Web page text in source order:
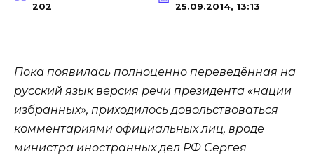
202 25.09.2014, 13:13
Пока появилась полноценно переведённая на
русский язык версия речи президента «нации
избранных», приходилось довольствоваться
комментариями официальных лиц, вроде
министра иностранных дел РФ Сергея